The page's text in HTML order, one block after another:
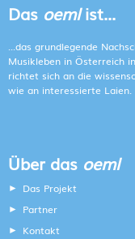
Das oemlist...
...das grundlegende
Musikleben in Österreich
richtet sich an die
wie an interessierte Laien.
Über das oeml
Das Projekt
Partner
Kontakt